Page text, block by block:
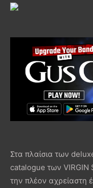
Στα πλαίσια των
catalogue των VIRGIN
την πλέον αχρείαστη